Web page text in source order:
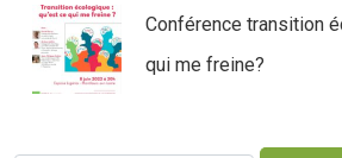
Conférence transition
qui me freine?